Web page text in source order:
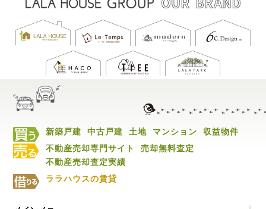
新築戸建 中古戸建 土地 マンション
収益物件
不動産売却専門サイト
売却無料査定
不動産売却査定実績
ララハウスの賃貸